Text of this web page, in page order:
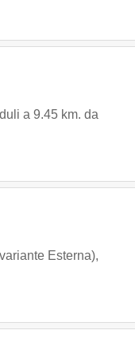
a 9.45 km. da
Esterna),